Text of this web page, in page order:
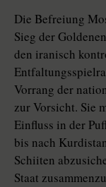
Die Befreiung
Sieg der
den iranisch
Vorrang der
zur Vorsicht. Sie
Einfluss in der
bis nach
Schiiten
Staat